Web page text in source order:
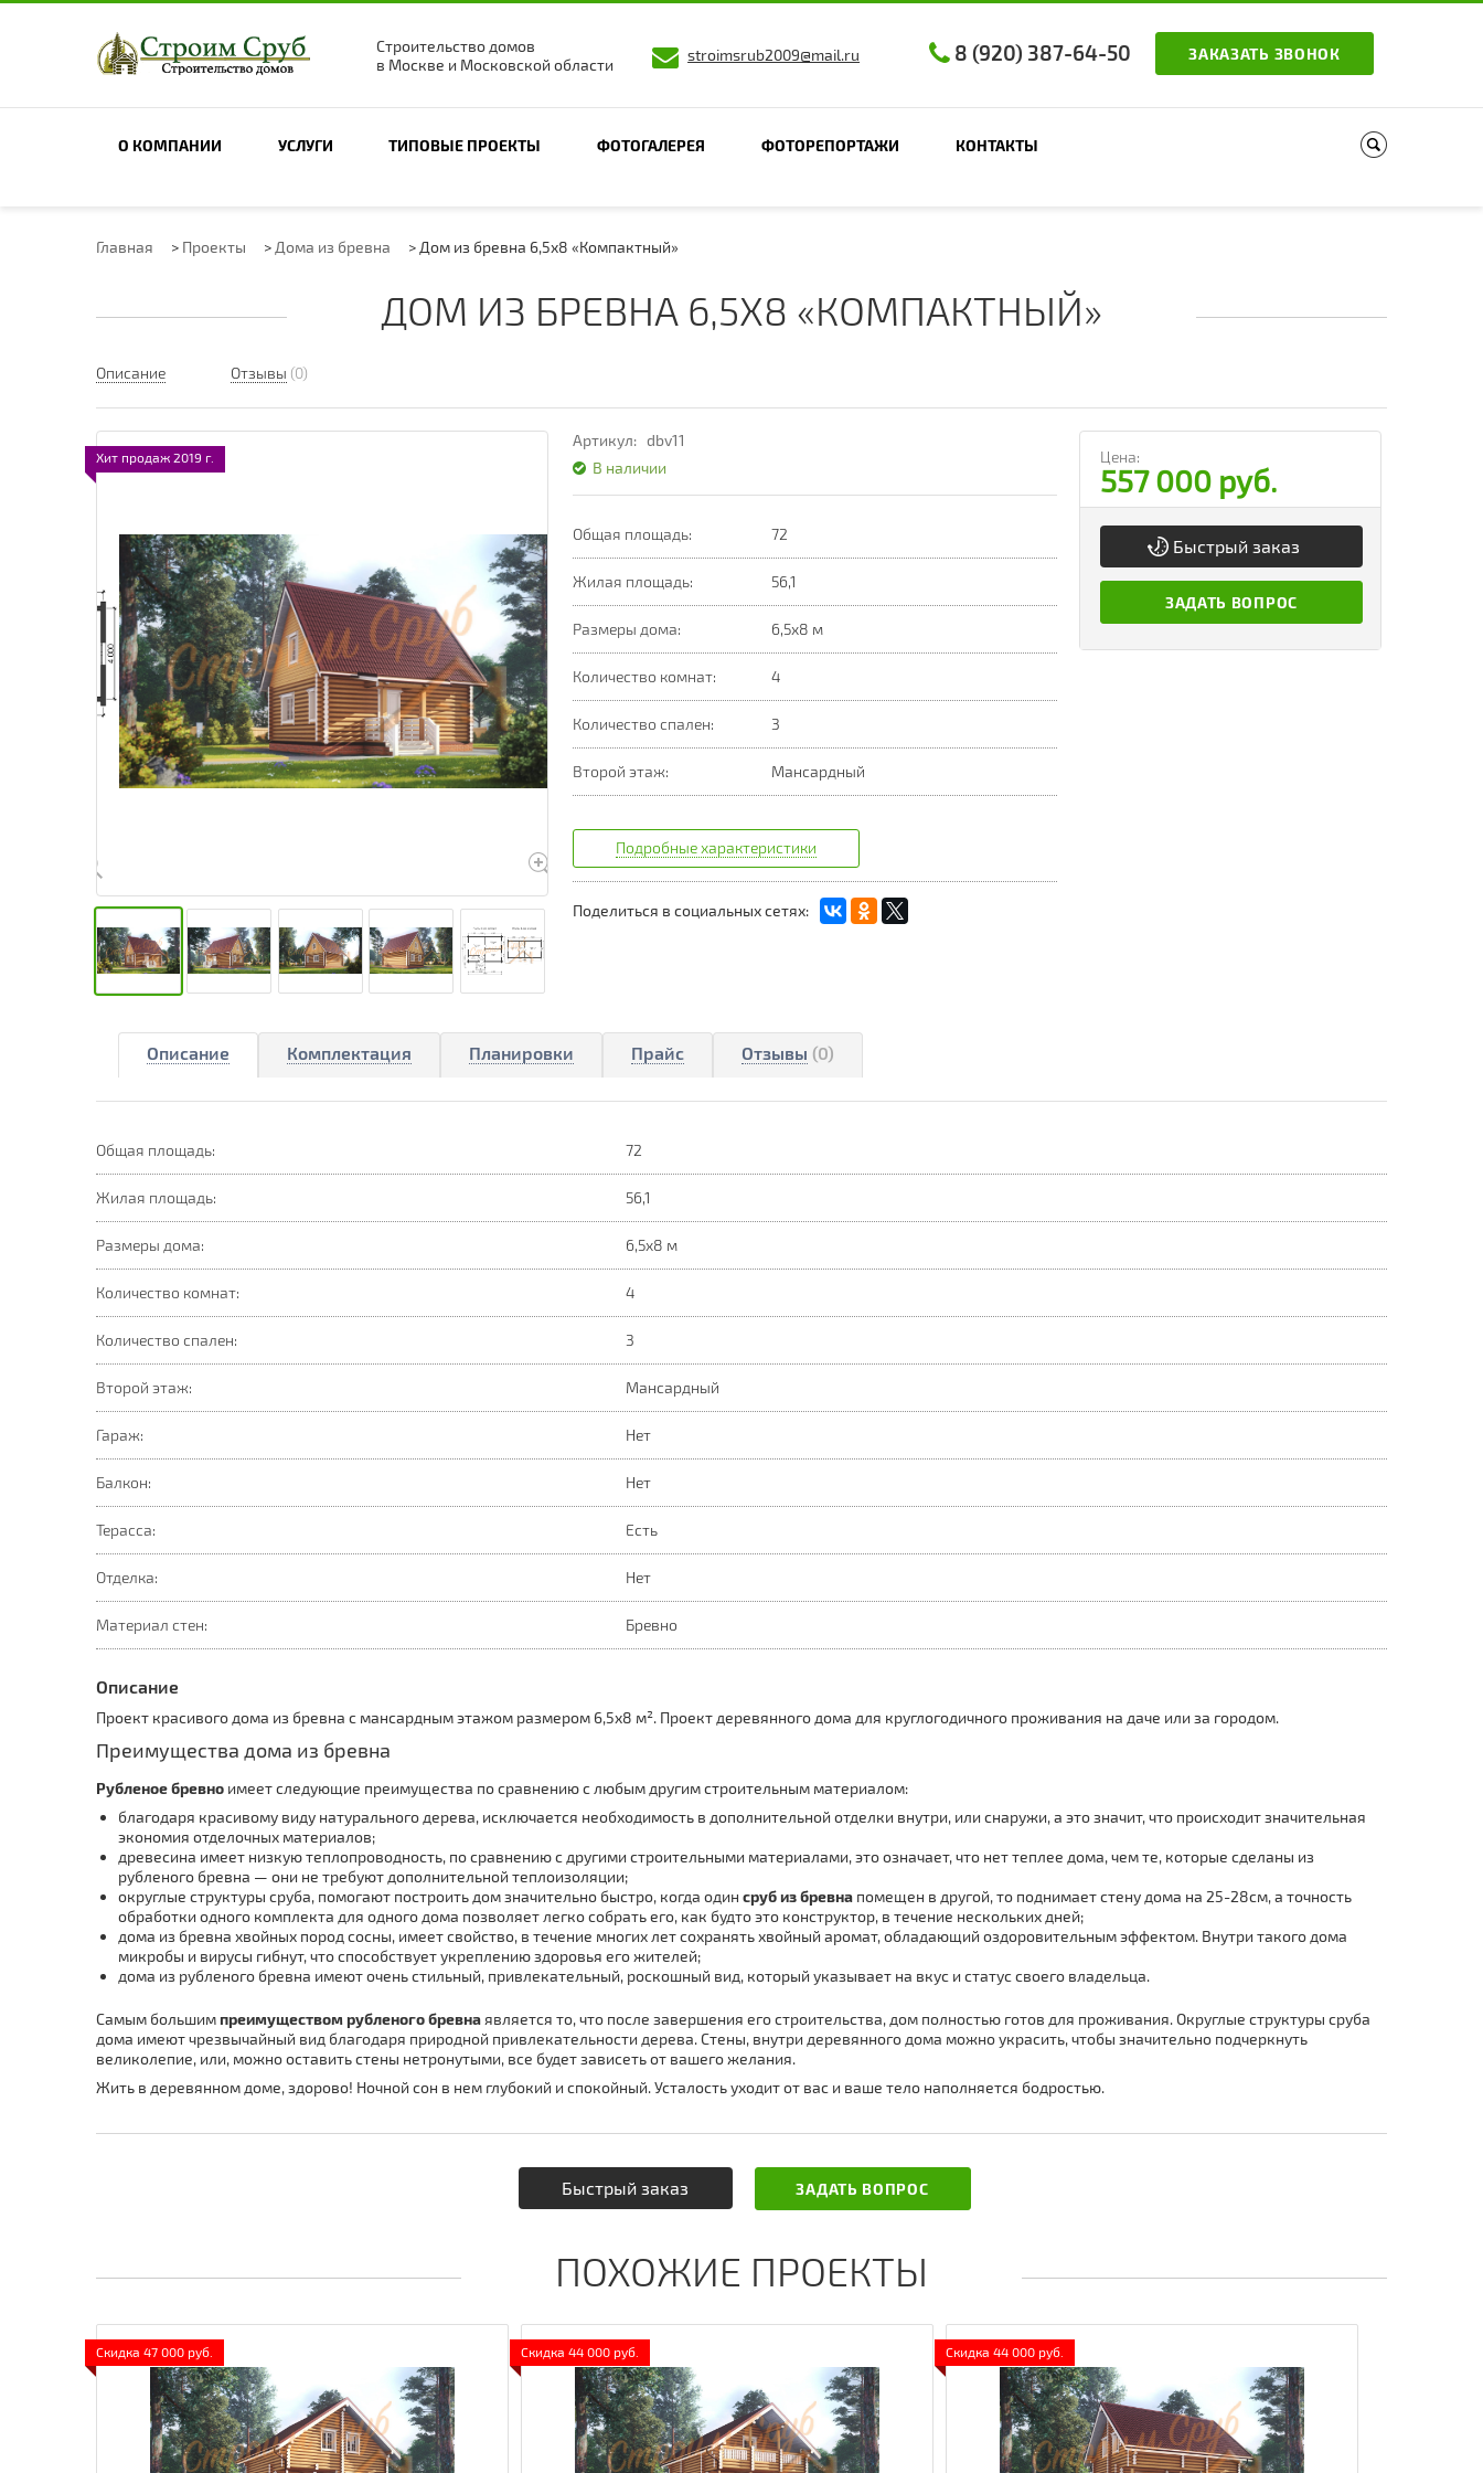
Строительство домов
в Москве и Московской области
stroimsrub2009@mail.ru 8 (920) 387-64-50 ЗАКАЗАТЬ ЗВОНОК
О КОМПАНИИ УСЛУГИ ТИПОВЫЕ ПРОЕКТЫ ФОТОГАЛЕРЕЯ ФОТОРЕПОРТАЖИ
КОНТАКТЫ
Главная > Проекты > Дома из бревна > Дом из бревна 6,5х8 «Компактный»
ДОМ ИЗ БРЕВНА 6,5Х8 «КОМПАКТНЫЙ»
Описание Отзывы (0)
Хит продаж 2019 г.
Артикул: dbv11
В наличии
Общая площадь: 72
Жилая площадь: 56,1
Размеры дома: 6,5х8 м
Количество комнат: 4
Количество спален: 3
Второй этаж: Мансардный
Подробные характеристики
Поделиться в социальных сетях:
Цена:
557 000 руб.
Быстрый заказ
ЗАДАТЬ ВОПРОС
Описание Комплектация Планировки Прайс Отзывы (0)
Общая площадь: 72
Жилая площадь: 56,1
Размеры дома: 6,5х8 м
Количество комнат: 4
Количество спален: 3
Второй этаж: Мансардный
Гараж: Нет
Балкон: Нет
Терасса: Есть
Отделка: Нет
Материал стен: Бревно
Описание
Проект красивого дома из бревна с мансардным этажом размером 6,5х8 м². Проект деревянного дома для круглогодичного проживания на даче или за городом.
Преимущества дома из бревна
Рубленое бревно имеет следующие преимущества по сравнению с любым другим строительным материалом:
благодаря красивому виду натурального дерева, исключается необходимость в дополнительной отделки внутри, или снаружи, а это значит, что происходит значительная
экономия отделочных материалов;
древесина имеет низкую теплопроводность, по сравнению с другими строительными материалами, это означает, что нет теплее дома, чем те, которые сделаны из
рубленого бревна — они не требуют дополнительной теплоизоляции;
округлые структуры сруба, помогают построить дом значительно быстро, когда один сруб из бревна помещен в другой, то поднимает стену дома на 25-28см, а точность
обработки одного комплекта для одного дома позволяет легко собрать его, как будто это конструктор, в течение нескольких дней;
дома из бревна хвойных пород сосны, имеет свойство, в течение многих лет сохранять хвойный аромат, обладающий оздоровительным эффектом. Внутри такого дома
микробы и вирусы гибнут, что способствует укреплению здоровья его жителей;
дома из рубленого бревна имеют очень стильный, привлекательный, роскошный вид, который указывает на вкус и статус своего владельца.
Самым большимпреимуществом рубленого бревна является то, что после завершения его строительства, дом полностью готов для проживания. Округлые структуры сруба
дома имеют чрезвычайный вид благодаря природной привлекательности дерева. Стены, внутри деревянного дома можно украсить, чтобы значительно подчеркнуть
великолепие, или, можно оставить стены нетронутыми, все будет зависеть от вашего желания.
Жить в деревянном доме, здорово! Ночной сон в нем глубокий и спокойный. Усталость уходит от вас и ваше тело наполняется бодростью.
Быстрый заказ ЗАДАТЬ ВОПРОС
ПОХОЖИЕ ПРОЕКТЫ
Скидка 47 000 руб. Скидка 44 000 руб. Скидка 44 000 руб.